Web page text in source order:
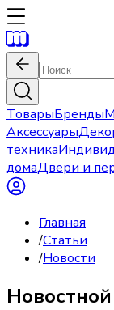
ТоварыБренды
Аксессуары
техника
домаДвери и
Главная
/Статьи
/Новости